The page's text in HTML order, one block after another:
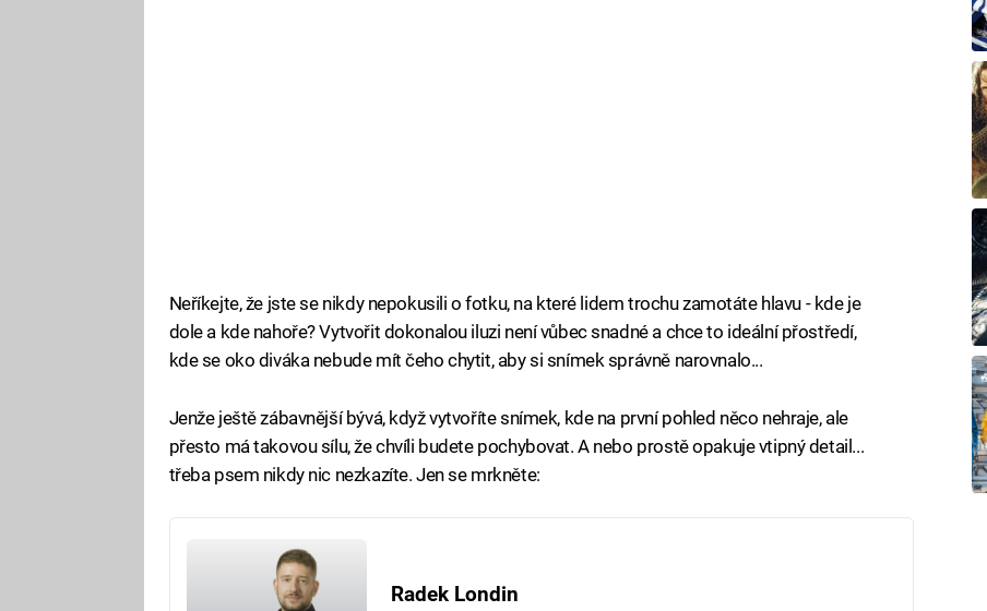
Neříkejte, že jste se nikdy nepokusili o fotku, na které lidem trochu zamotáte hlavu - kde je
dole a kde nahoře? Vytvořit dokonalou iluzi není vůbec snadné a chce to ideální přostředí,
kde se oko diváka nebude mít čeho chytit, aby si snímek správně narovnalo...
Jenže ještě zábavnější bývá, když vytvoříte snímek, kde na první pohled něco nehraje, ale
přesto má takovou sílu, že chvíli budete pochybovat. A nebo prostě opakuje vtipný detail...
třeba psem nikdy nic nezkazíte. Jen se mrkněte:
Radek Londin